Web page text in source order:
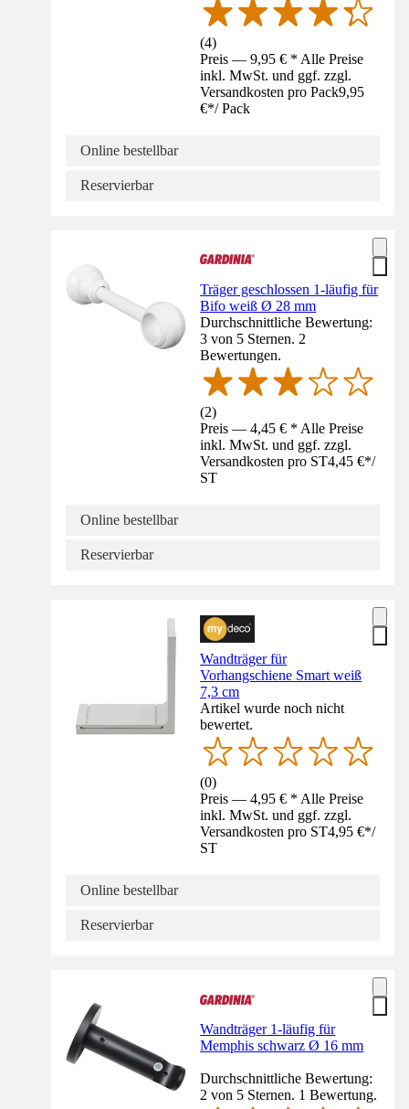
(4)
Preis — 9,95 € * Alle Preise
inkl. MwSt. und ggf. zzgl.
Versandkosten pro Pack9,95
€*/ Pack
Online bestellbar
Reservierbar
Träger geschlossen 1-läufig für
Bifo weiß Ø 28 mm
Durchschnittliche Bewertung:
3 von 5 Sternen. 2
Bewertungen.
(2)
Preis — 4,45 € * Alle Preise
inkl. MwSt. und ggf. zzgl.
Versandkosten pro ST4,45 €*/
ST
Online bestellbar
Reservierbar
Wandträger für
Vorhangschiene Smart weiß
7,3 cm
Artikel wurde noch nicht
bewertet.
(0)
Preis — 4,95 € * Alle Preise
inkl. MwSt. und ggf. zzgl.
Versandkosten pro ST4,95 €*/
ST
Online bestellbar
Reservierbar
Wandträger 1-läufig für
Memphis schwarz Ø 16 mm
Durchschnittliche Bewertung:
2 von 5 Sternen. 1 Bewertung.